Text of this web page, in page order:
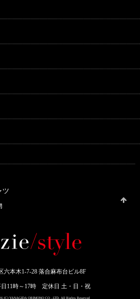
ツ
六本木1-7-28 落合麻布台ビル8F
日11時～17時 定休日 土・日・祝
(C) YANAGIDA ORIMONO CO .,LTD. All Rights Reserved